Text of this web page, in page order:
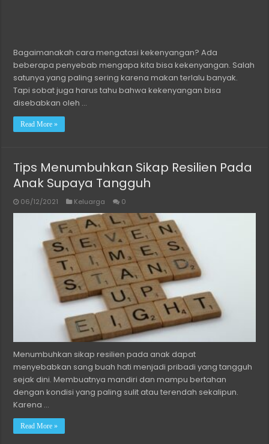
Bagaimanakah cara mengatasi kekenyangan? Ada
beberapa penyebab mengapa kita bisa kekenyangan. Salah
satunya yang paling sering karena makan terlalu banyak.
Tapi sobat juga harus tahu bahwa kekenyangan bisa
disebabkan oleh …
Read More »
Tips Menumbuhkan Sikap Resilien Pada
Anak Supaya Tangguh
06/12/2021 Keluarga 0
Menumbuhkan sikap resilien pada anak dapat
menyebabkan sang buah hati menjadi pribadi yang tangguh
sejak dini. Membuatnya mandiri dan mampu bertahan
dengan kondisi yang paling sulit atau terendah sekalipun.
Karena …
Read More »